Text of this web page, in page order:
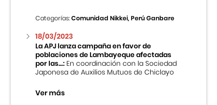
Categorías:Comunidad Nikkei, Perú Ganbare
18/03/2023
La APJ lanza campaña en favor de
poblaciones de Lambayeque afectadas
por las...:En coordinación con la Sociedad
Japonesa de Auxilios Mutuos de Chiclayo
Ver más